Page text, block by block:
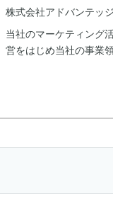
株式会社アドバンテッ
当社のマーケティング
営をはじめ当社の事業